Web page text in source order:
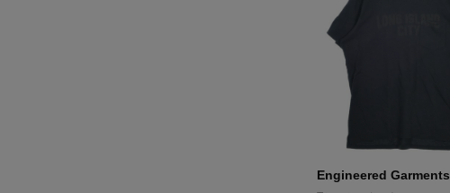
Engineered Garments